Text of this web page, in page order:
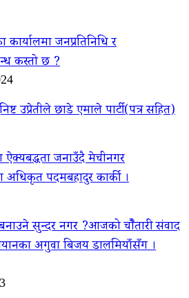
जनप्रतिनिधि र
कस्तो छ ?
उप्रेतीले छाडे एमाले पार्टी(पत्र सहित)
ऐक्यबद्धता जनाउँदै मेचीनगर
पदमबहादुर कार्की ।
सुन्दर नगर ?आजको चौैतारी संवाद
अगुवा बिजय डालमियाँसँग ।